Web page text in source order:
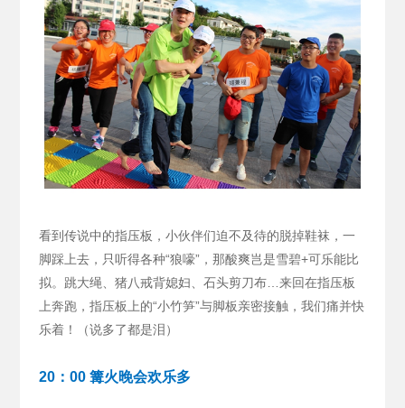
看到传说中的指压板，小伙伴们迫不及待的脱掉鞋袜，一
脚踩上去，只听得各种“狼嚎”，那酸爽岂是雪碧+可乐能比
拟。跳大绳、猪八戒背媳妇、石头剪刀布…来回在指压板
上奔跑，指压板上的“小竹笋”与脚板亲密接触，我们痛并快
乐着！（说多了都是泪）
20：00 篝火晚会欢乐多